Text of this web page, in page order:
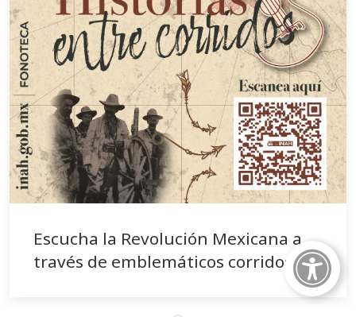
Escucha la Revolución Mexicana a
través de emblemáticos corridos